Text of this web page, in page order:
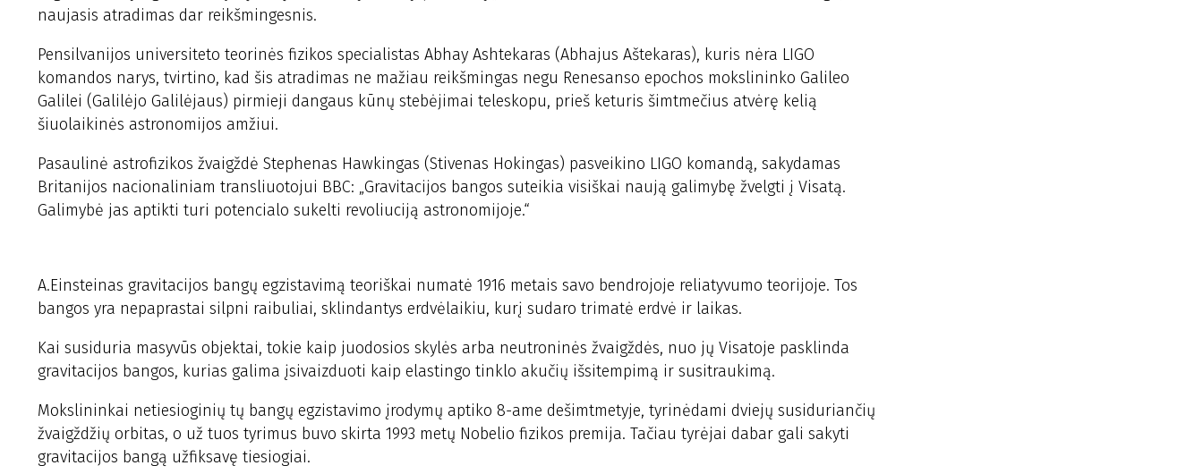
naujasis atradimas dar reikšmingesnis.
Pensilvanijos universiteto teorinės fizikos specialistas Abhay Ashtekaras (Abhajus Aštekaras), kuris nėra LIGO
komandos narys, tvirtino, kad šis atradimas ne mažiau reikšmingas negu Renesanso epochos mokslininko Galileo
Galilei (Galilėjo Galilėjaus) pirmieji dangaus kūnų stebėjimai teleskopu, prieš keturis šimtmečius atvėrę kelią
šiuolaikinės astronomijos amžiui.
Pasaulinė astrofizikos žvaigždė Stephenas Hawkingas (Stivenas Hokingas) pasveikino LIGO komandą, sakydamas
Britanijos nacionaliniam transliuotojui BBC: „Gravitacijos bangos suteikia visiškai naują galimybę žvelgti į Visatą.
Galimybė jas aptikti turi potencialo sukelti revoliuciją astronomijoje.“
A.Einsteinas gravitacijos bangų egzistavimą teoriškai numatė 1916 metais savo bendrojoje reliatyvumo teorijoje. Tos
bangos yra nepaprastai silpni raibuliai, sklindantys erdvėlaikiu, kurį sudaro trimatė erdvė ir laikas.
Kai susiduria masyvūs objektai, tokie kaip juodosios skylės arba neutroninės žvaigždės, nuo jų Visatoje pasklinda
gravitacijos bangos, kurias galima įsivaizduoti kaip elastingo tinklo akučių išsitempimą ir susitraukimą.
Mokslininkai netiesioginių tų bangų egzistavimo įrodymų aptiko 8-ame dešimtmetyje, tyrinėdami dviejų susiduriančių
žvaigždžių orbitas, o už tuos tyrimus buvo skirta 1993 metų Nobelio fizikos premija. Tačiau tyrėjai dabar gali sakyti
gravitacijos bangą užfiksavę tiesiogiai.